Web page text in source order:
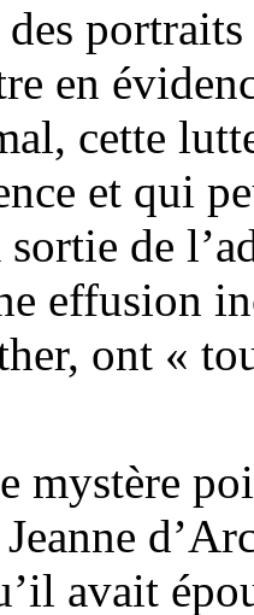
des
en
cette
et qui
de
effusion
ont «
mystère
avait